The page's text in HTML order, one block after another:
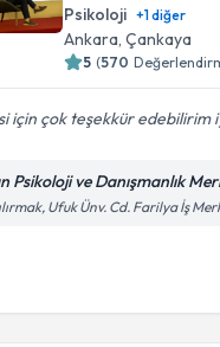
Psikoloji +1diğer
Ankara , Çankaya
5 (570
için çok teşekkür edebilirim
Psikoloji ve Danışmanlık
Ufuk Ünv. Cd. Farilya İş